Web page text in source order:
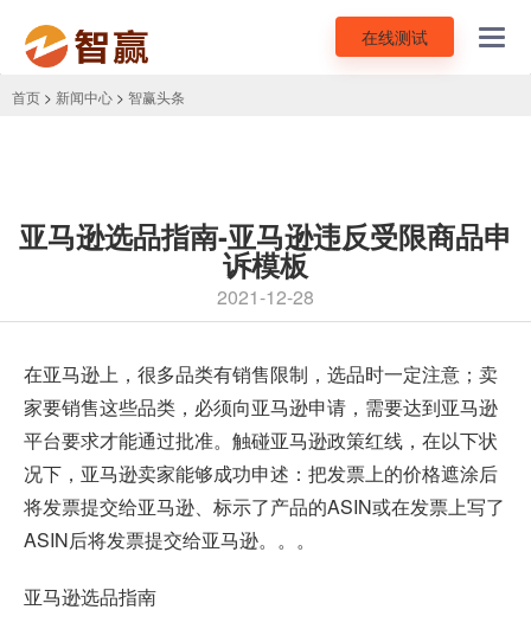
在线测试
首页 > 新闻中心 > 智赢头条
亚马逊选品指南-亚马逊违反受限商品申
诉模板
2021-12-28
在亚马逊上，很多品类有销售限制，选品时一定注意；卖
家要销售这些品类，必须向亚马逊申请，需要达到亚马逊
平台要求才能通过批准。触碰亚马逊政策红线 ，在以下状
况下，亚马逊卖家能够成功申述：把发票上的价格遮涂后
将发票提交给亚马逊、标示了产品的ASIN或在发票上写了
ASIN后将发票提交给亚马逊。。。
亚马逊选品指南